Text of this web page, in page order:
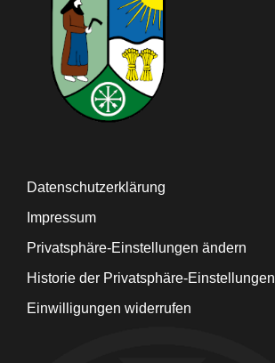
Datenschutzerklärung
Impressum
Privatsphäre-Einstellungen ändern
Historie der Privatsphäre-Einstellungen
Einwilligungen widerrufen